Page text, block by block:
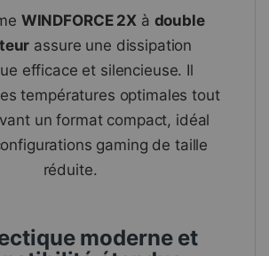
WINDFORCE 2X à double
assure une dissipation
efficace et silencieuse. Il
températures optimales tout
un format compact, idéal
gaming de taille
réduite.
moderne et